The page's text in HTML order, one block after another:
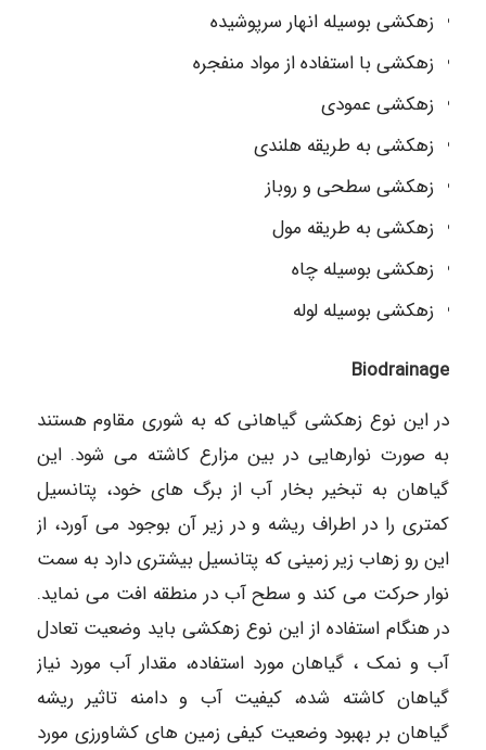
زهکشی بوسیله انهار سرپوشیده
زهکشی با استفاده از مواد منفجره
زهکشی عمودی
زهکشی به طریقه هلندی
زهکشی سطحی و روباز
زهکشی به طریقه مول
زهکشی بوسیله چاه
زهکشی بوسیله لوله
Biodrainage
در این نوع زهکشی گیاهانی که به شوری مقاوم هستند
به صورت نوارهایی در بین مزارع کاشته می شود. این
گیاهان به تبخیر بخار آب از برگ های خود، پتانسیل
کمتری را در اطراف ریشه و در زیر آن بوجود می آورد، از
این رو زهاب زیر زمینی که پتانسیل بیشتری دارد به سمت
نوار حرکت می کند و سطح آب در منطقه افت می نماید.
در هنگام استفاده از این نوع زهکشی باید وضعیت تعادل
آب و نمک ، گیاهان مورد استفاده، مقدار آب مورد نیاز
گیاهان کاشته شده، کیفیت آب و دامنه تاثیر ریشه
گیاهان بر بهبود وضعیت کیفی زمین های کشاورزی مورد